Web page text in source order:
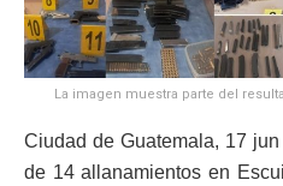
La imagen muestra parte del
Ciudad de Guatemala, 17
de 14 allanamientos en